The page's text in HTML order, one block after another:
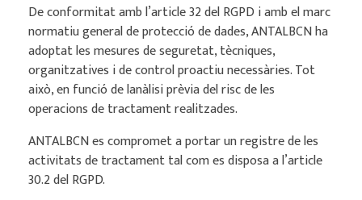
De conformitat amb l’article 32 del RGPD i amb el marc
normatiu general de protecció de dades, ANTALBCN ha
adoptat les mesures de seguretat, tècniques,
organitzatives i de control proactiu necessàries. Tot
això, en funció de lanàlisi prèvia del risc de les
operacions de tractament realitzades.
ANTALBCN es compromet a portar un registre de les
activitats de tractament tal com es disposa a l’article
30.2 del RGPD.